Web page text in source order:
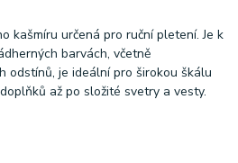
kašmíru určená pro ruční pletení. Je k
barvách, včetně
odstínů, je ideální pro širokou škálu
až po složité svetry a vesty.